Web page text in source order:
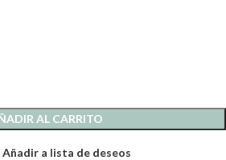
AL CARRITO
Añadir a lista de deseos